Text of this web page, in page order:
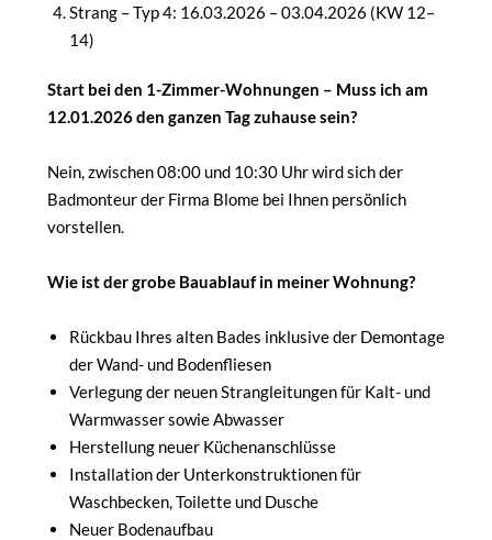
Strang – Typ 4: 16.03.2026 – 03.04.2026 (KW 12–
14)
Start bei den 1-Zimmer-Wohnungen – Muss ich am
12.01.2026 den ganzen Tag zuhause sein?
Nein, zwischen 08:00 und 10:30 Uhr wird sich der
Badmonteur der Firma Blome bei Ihnen persönlich
vorstellen.
Wie ist der grobe Bauablauf in meiner Wohnung?
Rückbau Ihres alten Bades inklusive der Demontage
der Wand- und Bodenfliesen
Verlegung der neuen Strangleitungen für Kalt- und
Warmwasser sowie Abwasser
Herstellung neuer Küchenanschlüsse
Installation der Unterkonstruktionen für
Waschbecken, Toilette und Dusche
Neuer Bodenaufbau